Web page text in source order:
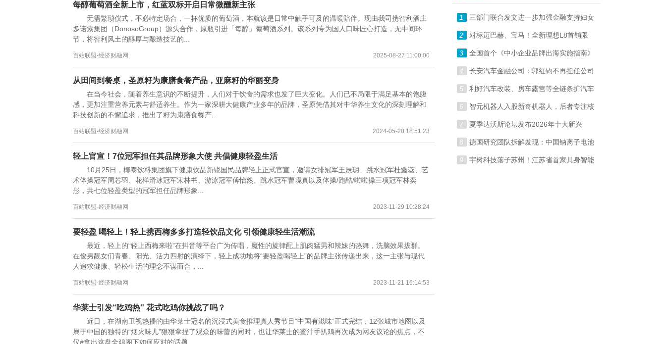
每醇葡萄酒全新上市，红蓝双标开启日常微醺新主张
无需繁琐仪式，不必特定场合，一杯优质的葡萄酒，本就该是日常中触手可及的温暖陪伴。现由我司携智利酒庄
多诺索集团（DonosoGroup）源头合作，原瓶引进「每醇」葡萄酒系列。该系列专为国人口味匠心打造，无中间环
节，将智利风土的醇厚与酿造技艺的...
百站联盟-经济财融网 2025-08-27 11:00:00
从田间到餐桌，圣原籽为康膳食餐产品，亚麻籽的华丽变身
在当今社会，随着养生意识的不断提升，人们对于饮食的需求也发了巨大变化。人们已不局限于满足基本的饱腹
感，更加注重营养元素与舒适养生。作为一家深耕大健康产业多年的品牌，圣原凭借其对中华养生文化的深刻理解和
科技创新的不懈追求，推出了籽为康膳食餐产...
百站联盟-经济财融网 2024-05-20 18:51:23
轻上官宣！7位冠军担任其品牌形象大使 共倡健康轻盈生活
10月25日，椰泰饮料集团旗下健康饮品新锐国民品牌轻上正式官宣，邀请女排冠军王辰玥、跳水冠军杜鑫蕊、艺
术体操冠军周芯羽、花样滑冰冠军宋林书、游泳冠军傅怡然、跳水冠军曹境真以及体操/跑酷/啦啦操三项冠军林奕
彤，共七位轻盈类型的冠军担任品牌形象...
百站联盟-经济财融网 2023-11-29 10:28:24
要轻盈 喝轻上！轻上携西梅多多打造轻饮品文化 引领健康轻生活潮流
最近，轻上的“轻上西梅来啦”在抖音等平台广为传唱，魔性的旋律配上肌肉猛男和辣妹的热舞，洗脑效果拔群。
在俊男靓女们青春、阳光、活力四射的演绎下，轻上成功地将“要轻盈喝轻上”的品牌主张传递出来，这一主张与现代
人追求健康、轻松生活的理念不谋而合，...
百站联盟-经济财融网 2023-11-21 16:14:53
华莱士引发“吃鸡热” 花式吃鸡你挑战了吗？
近日，在湖南卫视热播的由华莱士冠名的沉浸式美食推理真人秀节目“中国有滋味”正式完结，12张城市地图以及
属于中国的独特的“烟火味儿”狠狠拿捏了观众的味蕾的同时，也让华莱士的蜜汁手扒鸡再次成为网友议论的焦点，不
仅#拿出这盘全鸡阁下如何应对的话题...
1 三部门联合发文进一步加强金融支持妇女
2 对标迈巴赫、宝马！全新理想L8首销限
3 全国首个《中小企业品牌出海实施指南》
4 长安汽车金融公司：郭红钧不再担任公司
5 利好汽车改装、房车露营等全链条扩汽车
6 智元机器人入股新奇机器人，后者专注核
7 夏季达沃斯论坛发布2026年十大新兴
8 德国研究团队拆解发现：中国钠离子电池
9 宇树科技落子苏州！江苏省首家具身智能